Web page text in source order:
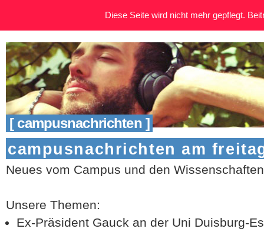
[ campusnachrichten ]
campusnachrichten am
Neues vom Campus und den
Unsere Themen:
Ex-Präsident Gauck an der Uni Duisburg-
Diese Seite wird nicht mehr gepflegt.